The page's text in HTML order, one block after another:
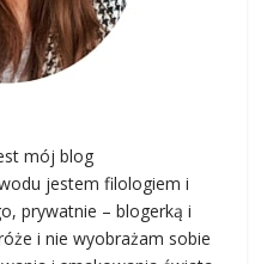
mój blog
jestem filologiem i
prywatnie – blogerką i
i nie wyobrażam sobie